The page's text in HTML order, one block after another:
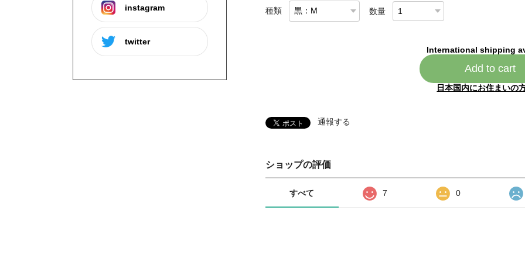
instagram
twitter
種類 数量
International shipping
Add to cart
日本国内にお住まいの
通報する
ショップの評価
すべて 7 0